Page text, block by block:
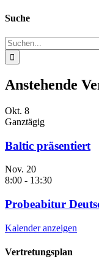
Suche
Suche
nach:
Anstehende
Okt. 8
Ganztägig
Baltic präsentiert
Nov. 20
8:00 - 13:30
Probeabitur
Kalender anzeigen
Vertretungsplan